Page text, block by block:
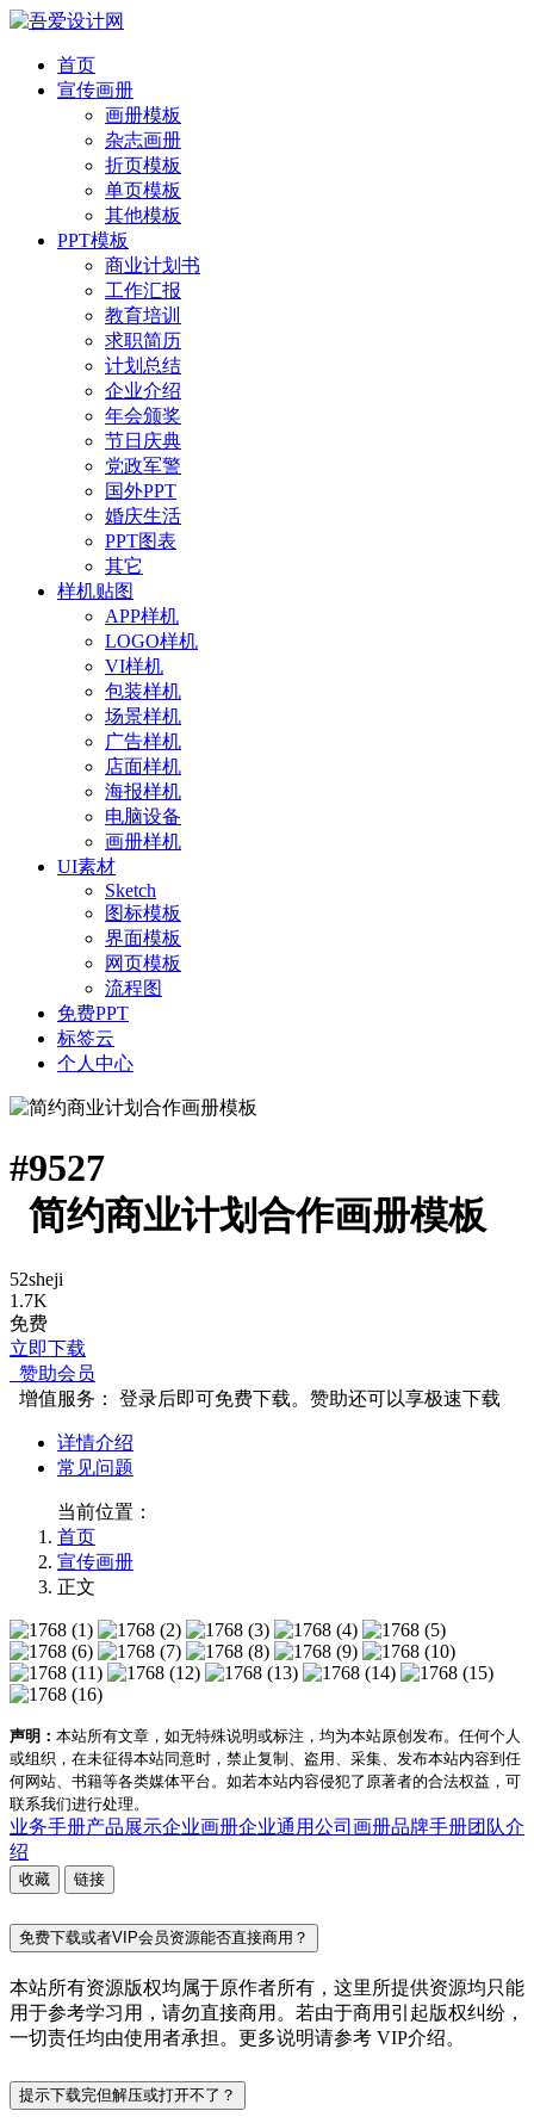
首页
宣传画册
画册模板
杂志画册
折页模板
单页模板
其他模板
PPT模板
商业计划书
工作汇报
教育培训
求职简历
计划总结
企业介绍
年会颁奖
节日庆典
党政军警
国外PPT
婚庆生活
PPT图表
其它
样机贴图
APP样机
LOGO样机
VI样机
包装样机
场景样机
广告样机
店面样机
海报样机
电脑设备
画册样机
UI素材
Sketch
图标模板
界面模板
网页模板
流程图
免费PPT
标签云
个人中心
#9527
简约商业计划合作画册模板
52sheji
1.7K
免费
立即下载
赞助会员
增值服务： 登录后即可免费下载。赞助还可以享极速下载
详情介绍
常见问题
当前位置：
首页
宣传画册
正文
声明： 本站所有文章，如无特殊说明或标注，均为本站原创发布。任何个人
或组织，在未征得本站同意时，禁止复制、盗用、采集、发布本站内容到任
何网站、书籍等各类媒体平台。如若本站内容侵犯了原著者的合法权益，可
联系我们进行处理。
业务手册产品展示企业画册企业通用公司画册品牌手册团队介
绍
收藏 链接
免费下载或者VIP会员资源能否直接商用？
本站所有资源版权均属于原作者所有，这里所提供资源均只能
用于参考学习用，请勿直接商用。若由于商用引起版权纠纷，
一切责任均由使用者承担。更多说明请参考 VIP介绍。
提示下载完但解压或打开不了？